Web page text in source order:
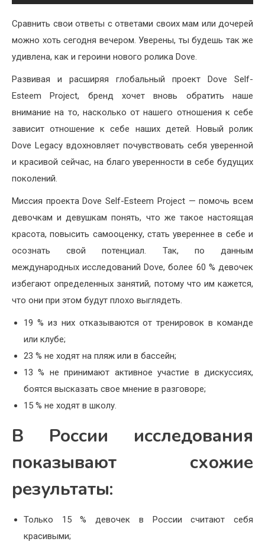
Сравнить свои ответы с ответами своих мам или дочерей
можно хоть сегодня вечером. Уверены, ты будешь так же
удивлена, как и героини нового ролика Dove.
Развивая и расширяя глобальный проект Dove Self-
Esteem Project, бренд хочет вновь обратить наше
внимание на то, насколько от нашего отношения к себе
зависит отношение к себе наших детей. Новый ролик
Dove Legacy вдохновляет почувствовать себя уверенной
и красивой сейчас, на благо уверенности в себе будущих
поколений.
Миссия проекта Dove Self-Esteem Project — помочь всем
девочкам и девушкам понять, что же такое настоящая
красота, повысить самооценку, стать увереннее в себе и
осознать свой потенциал. Так, по данным
международных исследований Dove, более 60 % девочек
избегают определенных занятий, потому что им кажется,
что они при этом будут плохо выглядеть.
19 % из них отказываются от тренировок в команде
или клубе;
23 % не ходят на пляж или в бассейн;
13 % не принимают активное участие в дискуссиях,
боятся высказать свое мнение в разговоре;
15 % не ходят в школу.
В России исследования
показывают схожие
результаты:
Только 15 % девочек в России считают себя
красивыми;